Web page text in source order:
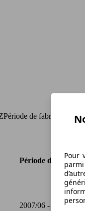
Période de fabrication Z-
Période de
2007/06 - 2009/02
Pour